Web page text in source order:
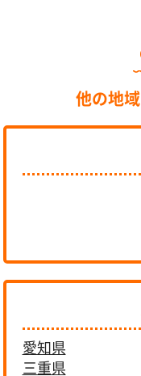
他の地域
愛知県
三重県